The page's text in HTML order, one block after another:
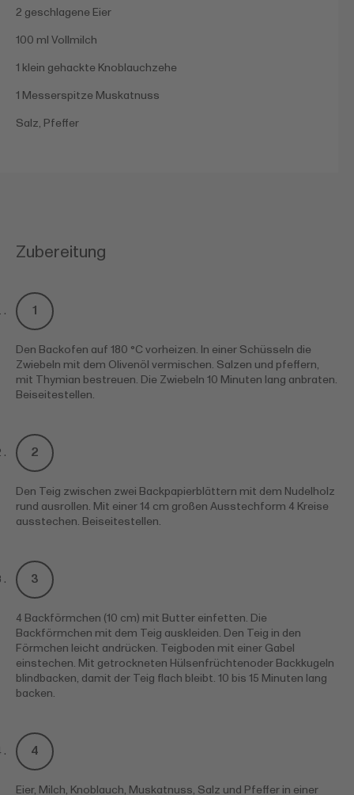
2 geschlagene Eier
100 ml Vollmilch
1 klein gehackte Knoblauchzehe
1 Messerspitze Muskatnuss
Salz, Pfeffer
Zubereitung
Den Backofen auf 180 °C vorheizen. In einer Schüsseln die
Zwiebeln mit dem Olivenöl vermischen. Salzen und pfeffern,
mit Thymian bestreuen. Die Zwiebeln 10 Minuten lang anbraten.
Beiseitestellen.
Den Teig zwischen zwei Backpapierblättern mit dem Nudelholz
rund ausrollen. Mit einer 14 cm großen Ausstechform 4 Kreise
ausstechen. Beiseitestellen.
4 Backförmchen (10 cm) mit Butter einfetten. Die
Backförmchen mit dem Teig auskleiden. Den Teig in den
Förmchen leicht andrücken. Teigboden mit einer Gabel
einstechen. Mit getrockneten Hülsenfrüchtenoder Backkugeln
blindbacken, damit der Teig flach bleibt. 10 bis 15 Minuten lang
backen.
Eier, Milch, Knoblauch, Muskatnuss, Salz und Pfeffer in einer